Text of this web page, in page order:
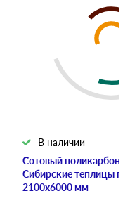
Сотовый
Сибирские теплицы
2100х6000 мм
В наличии